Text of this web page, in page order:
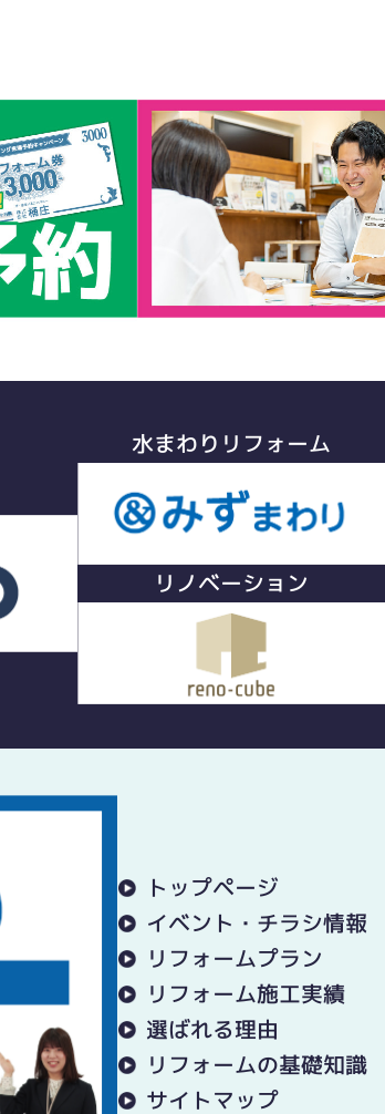
水まわりリフォーム
リノベーション
トップページ
イベント・チラシ情報
リフォームプラン
リフォーム施工実績
選ばれる理由
リフォームの基礎知識
サイトマップ